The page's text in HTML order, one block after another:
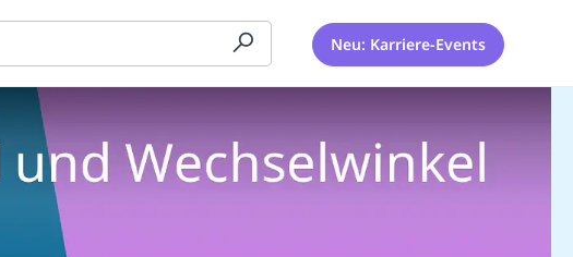
Neu: Karriere-Events